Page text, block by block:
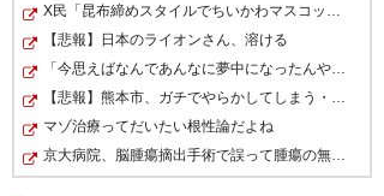
えーー渡邉大剛引退なのかー。
おつかれさまでした。
— きゅる⭐️⭐️ (kuma_rin_)2019,
2月 18
渡邉大剛引退！？このタイミン
グでかよ！
— ドーベル@ジャメイケおじさ
ん (Dobellyy32)2019, 2月 18
大剛も引退することになったの
ね。一時は代表も狙えそうな勢
いでサイドを蹂躙してたのが懐
かしい。頼りなーい感じやった
のにどんどんしっかりしていっ
X民「昆布締めスタイルでちいかわマスコットを映画館に連…
【悲報】日本のライオンさん、溶ける
「今思えばなんであんなに夢中になったんやろ…」と思うコ…
【悲報】熊本市、ガチでやらかしてしまう・・・・
マゾ治療ってだいたい根性論だよね
京大病院、脳腫瘍摘出手術で誤って腫瘍の無い部位を摘出…